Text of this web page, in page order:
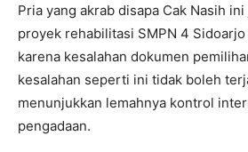
Pria yang akrab disapa Cak Nasih
proyek rehabilitasi SMPN 4
karena kesalahan dokumen
kesalahan seperti ini tidak boleh
menunjukkan lemahnya kontrol
pengadaan.